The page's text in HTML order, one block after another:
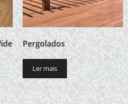
Pergolados
Ler mais